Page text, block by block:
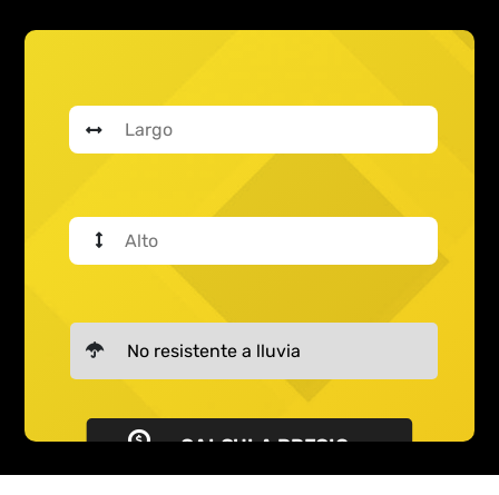
CALCULA PRECIO